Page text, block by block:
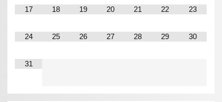
17 18 19 20 21 22 23
24 25 26 27 28 29 30
31